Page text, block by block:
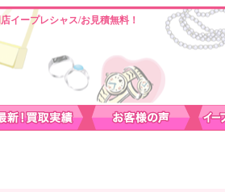
イープレシャス/お見積無料！